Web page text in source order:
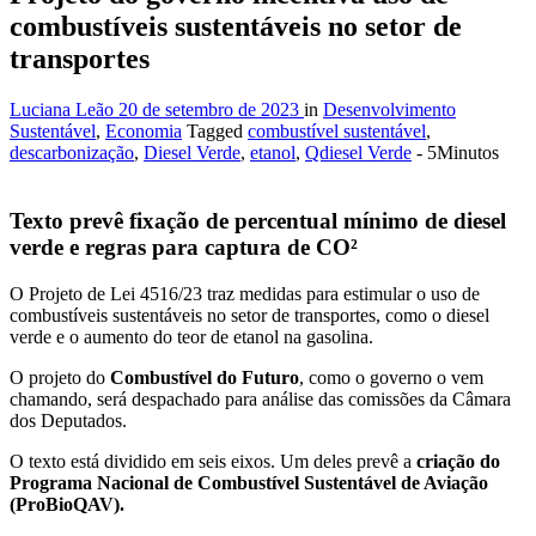
combustíveis sustentáveis no setor de
transportes
Luciana Leão 20 de setembro de 2023 in Desenvolvimento
Sustentável, Economia Tagged combustível sustentável,
descarbonização, Diesel Verde, etanol, Qdiesel Verde - 5Minutos
Texto prevê fixação de percentual mínimo de diesel
verde e regras para captura de CO²
O Projeto de Lei 4516/23 traz medidas para estimular o uso de
combustíveis sustentáveis no setor de transportes, como o diesel
verde e o aumento do teor de etanol na gasolina.
O projeto do Combustível do Futuro, como o governo o vem
chamando, será despachado para análise das comissões da Câmara
dos Deputados.
O texto está dividido em seis eixos. Um deles prevê a criação do
Programa Nacional de Combustível Sustentável de Aviação
(ProBioQAV).